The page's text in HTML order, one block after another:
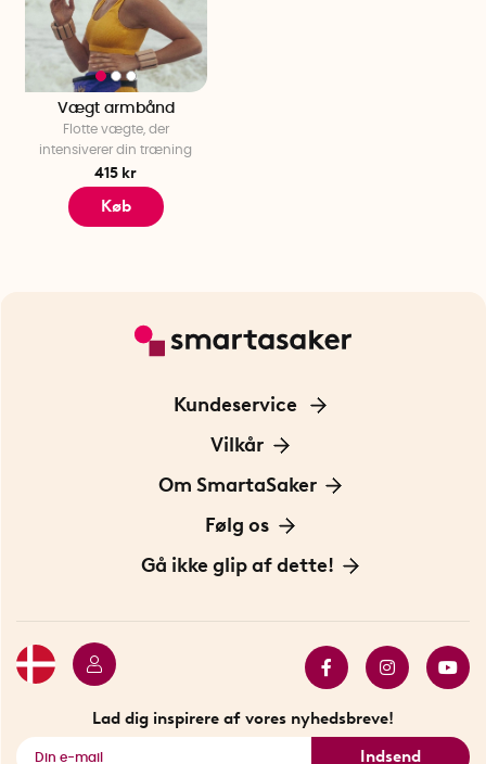
Vægt armbånd
Flotte vægte, der
intensiverer din træning
415 kr
Køb
Kundeservice
Kontakt os
Vilkår
Information om cookies
Privatlivspolitik
Om SmartaSaker
Om os
Vores historie
Følg os
Opfindere
Gå ikke glip af dette!
Se alle smarte produkter
Lad dig inspirere af vores nyhedsbreve!
Indsend